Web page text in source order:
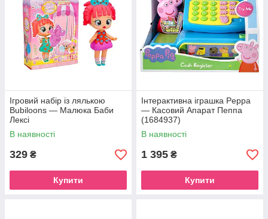
Ігровий набір із лялькою
Bubiloons — Малюка Баби
Лексі
В наявності
329 ₴
Купити
Інтерактивна іграшка Peppa
— Касовий Апарат Пеппа
(1684937)
В наявності
1 395 ₴
Купити